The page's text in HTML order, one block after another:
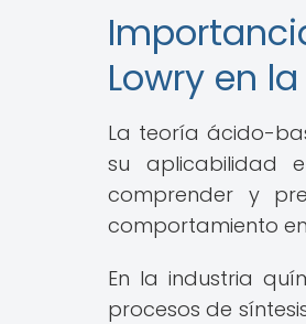
Lowry en
La teoría ácido-
su aplicabilidad
comprender y
comportamiento
En la industria
procesos de